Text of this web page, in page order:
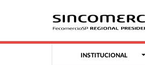
INSTITUCIONAL